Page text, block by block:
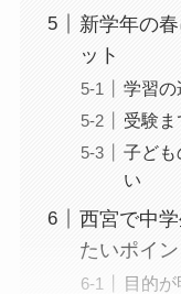
新学年の
ット
学習の
受験
子ども
い
西宮で中
たいポイン
目的